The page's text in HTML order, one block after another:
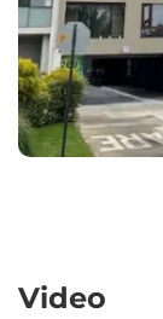
Video